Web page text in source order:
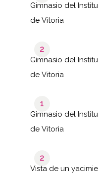
Gimnasio del
de Vitoria
2
Gimnasio del
de Vitoria
1
Gimnasio del
de Vitoria
2
Vista de un